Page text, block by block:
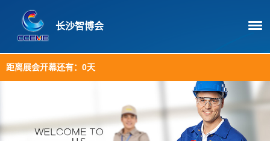
长沙智博会
距离展会开幕还有： 0天